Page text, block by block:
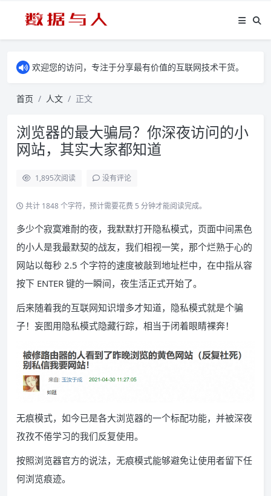
欢迎您的访问，专注于分享最有价值的互联网技术干货。
首页 人文 正文
浏览器的最大骗局？你深夜访问的小
网站，其实大家都知道
1,895次阅读 没有评论
共计 1848 个字符，预计需要花费 5 分钟才能阅读完成。
​多少个寂寞难耐的夜，我默默打开隐私模式，页面中间黑色
的小人是我最默契的战友，我们相视一笑，那个烂熟于心的
网站以每秒 2.5 个字符的速度被敲到地址栏中，在中指从容
按下 ENTER 键的一瞬间，夜生活正式开始了。
后来随着我的互联网知识增多才知道，隐私模式就是个骗
子！妄图用隐私模式隐藏行踪，相当于闭着眼睛裸奔！
无痕模式，如今已是各大浏览器的一个标配功能，并被深夜
孜孜不倦学习的我们反复使用。
按照浏览器官方的说法，无痕模式能够避免让使用者留下任
何浏览痕迹。